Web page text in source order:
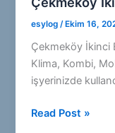
esylog /Ekim 16,
Çekmeköy İkinci
Klima, Kombi,
işyerinizde
Çekmeköy
Read Post »